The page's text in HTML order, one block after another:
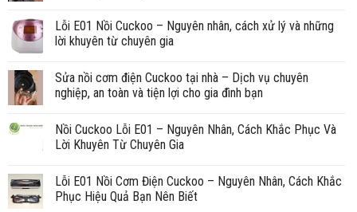
Lỗi E01 Nồi Cuckoo – Nguyên nhân, cách xử lý và những
lời khuyên từ chuyên gia
Sửa nồi cơm điện Cuckoo tại nhà – Dịch vụ chuyên
nghiệp, an toàn và tiện lợi cho gia đình bạn
Nồi Cuckoo Lỗi E01 – Nguyên Nhân, Cách Khắc Phục Và
Lời Khuyên Từ Chuyên Gia
Lỗi E01 Nồi Cơm Điện Cuckoo – Nguyên Nhân, Cách Khắc
Phục Hiệu Quả Bạn Nên Biết